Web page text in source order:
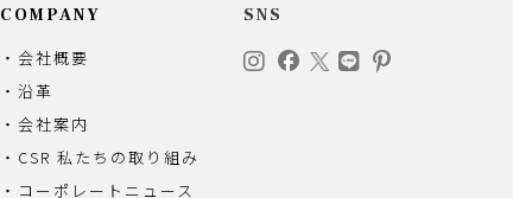
COMPANY
・会社概要
・沿革
・会社案内
・CSR 私たちの取り組み
・コーポレートニュース
SNS